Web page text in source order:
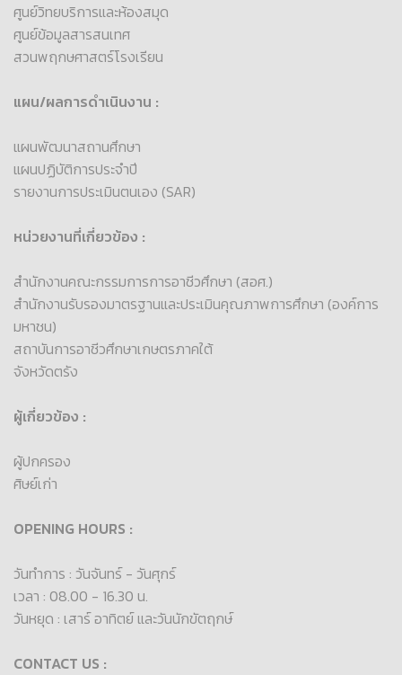
ศูนย์วิทยบริการและห้องสมุด
ศูนย์ข้อมูลสารสนเทศ
สวนพฤกษศาสตร์โรงเรียน
แผน/ผลการดำเนินงาน :
แผนพัฒนาสถานศึกษา
แผนปฏิบัติการประจำปี
รายงานการประเมินตนเอง (SAR)
หน่วยงานที่เกี่ยวข้อง :
สำนักงานคณะกรรมการการอาชีวศึกษา (สอศ.)
สำนักงานรับรองมาตรฐานและประเมินคุณภาพการศึกษา (องค์การ
มหาชน)
สถาบันการอาชีวศึกษาเกษตรภาคใต้
จังหวัดตรัง
ผู้เกี่ยวข้อง :
ผู้ปกครอง
ศิษย์เก่า
OPENING HOURS :
วันทำการ : วันจันทร์ - วันศุกร์
เวลา : 08.00 - 16.30 น.
วันหยุด : เสาร์ อาทิตย์ และวันนักขัตฤกษ์
CONTACT US :